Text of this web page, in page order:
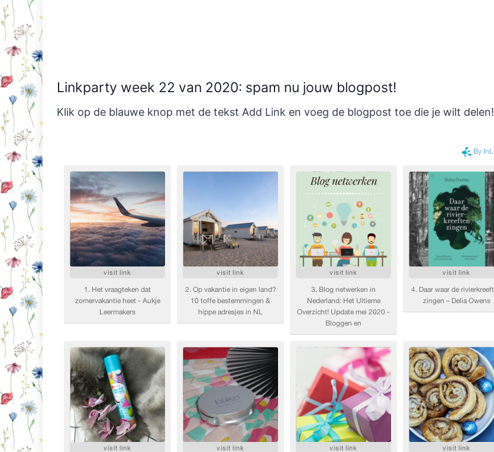
Linkparty week 22 van 2020: spam nu jouw blogpost!
Klik op de blauwe knop met de tekst Add Link en voeg de blogpost toe die je wilt delen!